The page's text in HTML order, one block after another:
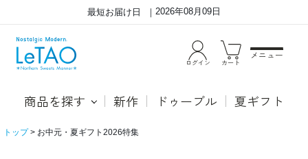
最短お届け日 2026年08月09日
ログイン カート
メニュー
商品を探す 新作 ドゥーブル 夏ギフト
トップ お中元・夏ギフト2026特集